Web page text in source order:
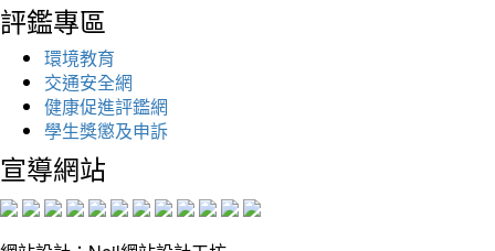
評鑑專區
環境教育
交通安全網
健康促進評鑑網
學生獎懲及申訴
宣導網站